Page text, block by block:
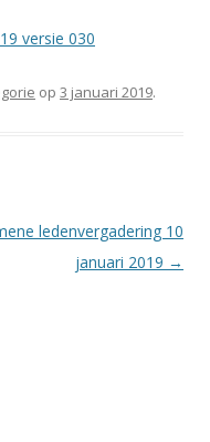
versie 030
op 3 januari 2019.
ledenvergadering 10
januari 2019 →